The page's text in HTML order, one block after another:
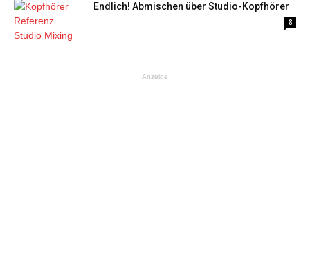
Endlich! Abmischen über Studio-Kopfhörer
8
Anzeige